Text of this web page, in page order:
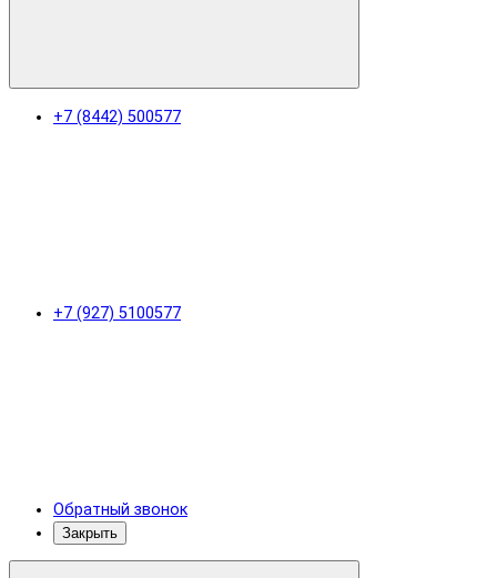
+7 (8442) 500577
+7 (927) 5100577
Обратный звонок
Закрыть